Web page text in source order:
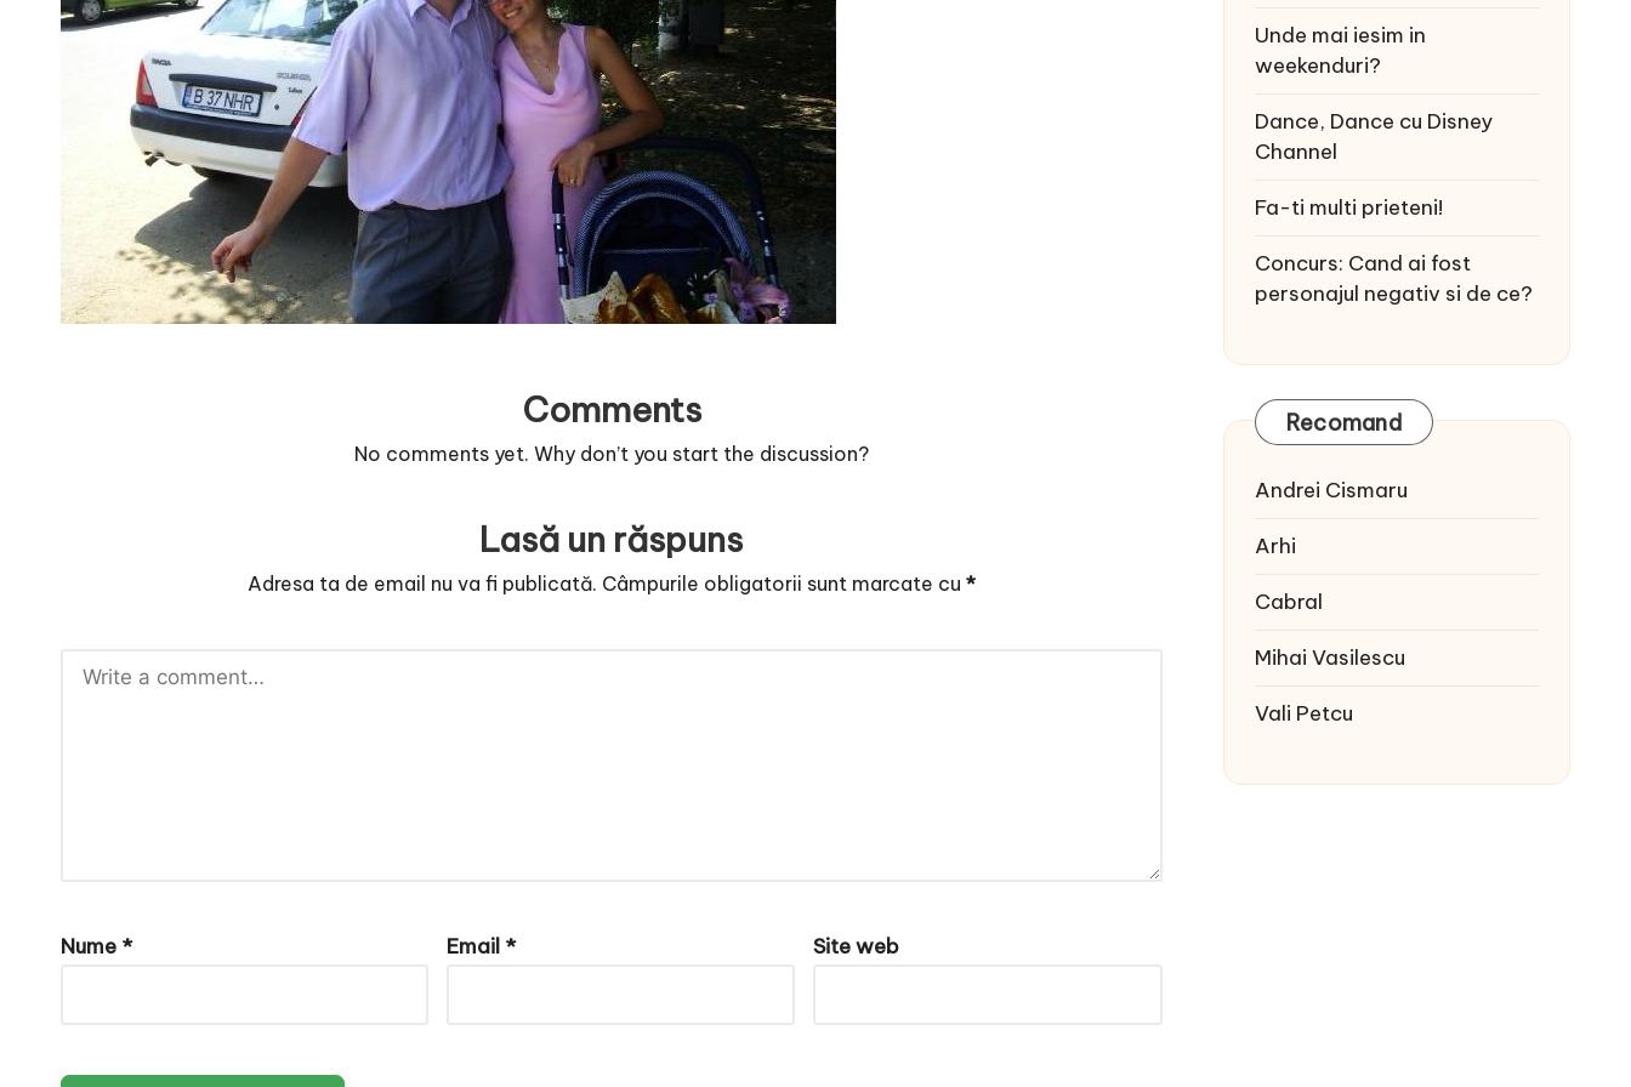
r
c
O
Comments
No comments yet. Why don’t you start the discussion?
Lasă un răspuns
Adresa ta de email nu va fi publicată. Câmpurile obligatorii sunt marcate cu *
Nume * Email * Site web
Unde mai iesim in
weekenduri?
Dance, Dance cu Disney
Channel
Fa-ti multi prieteni!
Concurs: Cand ai fost
personajul negativ si de ce?
Recomand
Andrei Cismaru
Arhi
Cabral
Mihai Vasilescu
Vali Petcu